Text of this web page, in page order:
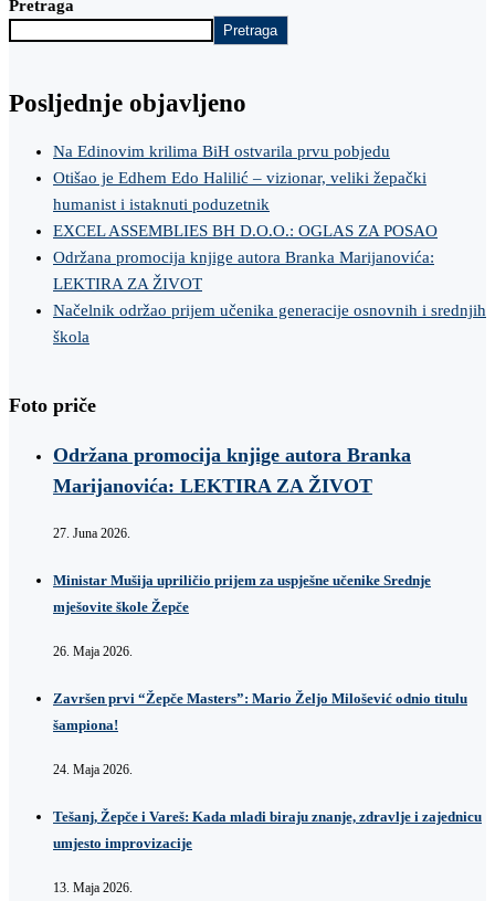
Pretraga
Pretraga
Posljednje objavljeno
Na Edinovim krilima BiH ostvarila prvu pobjedu
Otišao je Edhem Edo Halilić – vizionar, veliki žepački
humanist i istaknuti poduzetnik
EXCEL ASSEMBLIES BH D.O.O.: OGLAS ZA POSAO
Održana promocija knjige autora Branka Marijanovića:
LEKTIRA ZA ŽIVOT
Načelnik održao prijem učenika generacije osnovnih i srednjih
škola
Foto priče
Održana promocija knjige autora Branka
Marijanovića: LEKTIRA ZA ŽIVOT
27. Juna 2026.
Ministar Mušija upriličio prijem za uspješne učenike Srednje
mješovite škole Žepče
26. Maja 2026.
Završen prvi “Žepče Masters”: Mario Željo Milošević odnio titulu
šampiona!
24. Maja 2026.
Tešanj, Žepče i Vareš: Kada mladi biraju znanje, zdravlje i zajednicu
umjesto improvizacije
13. Maja 2026.